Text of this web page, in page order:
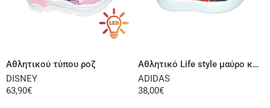
Αθλητικού τύπου ροζ
DISNEY
63,90€
Αθλητικό Life style μαύρο κόκκινο
ADIDAS
38,00€